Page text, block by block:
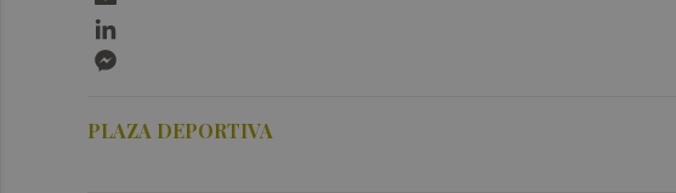
PLAZA DEPORTIVA